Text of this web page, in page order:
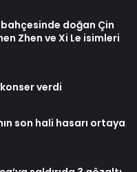
doğan Çin
Zhen ve Xi Le isimleri
verdi
son hali hasarı ortaya